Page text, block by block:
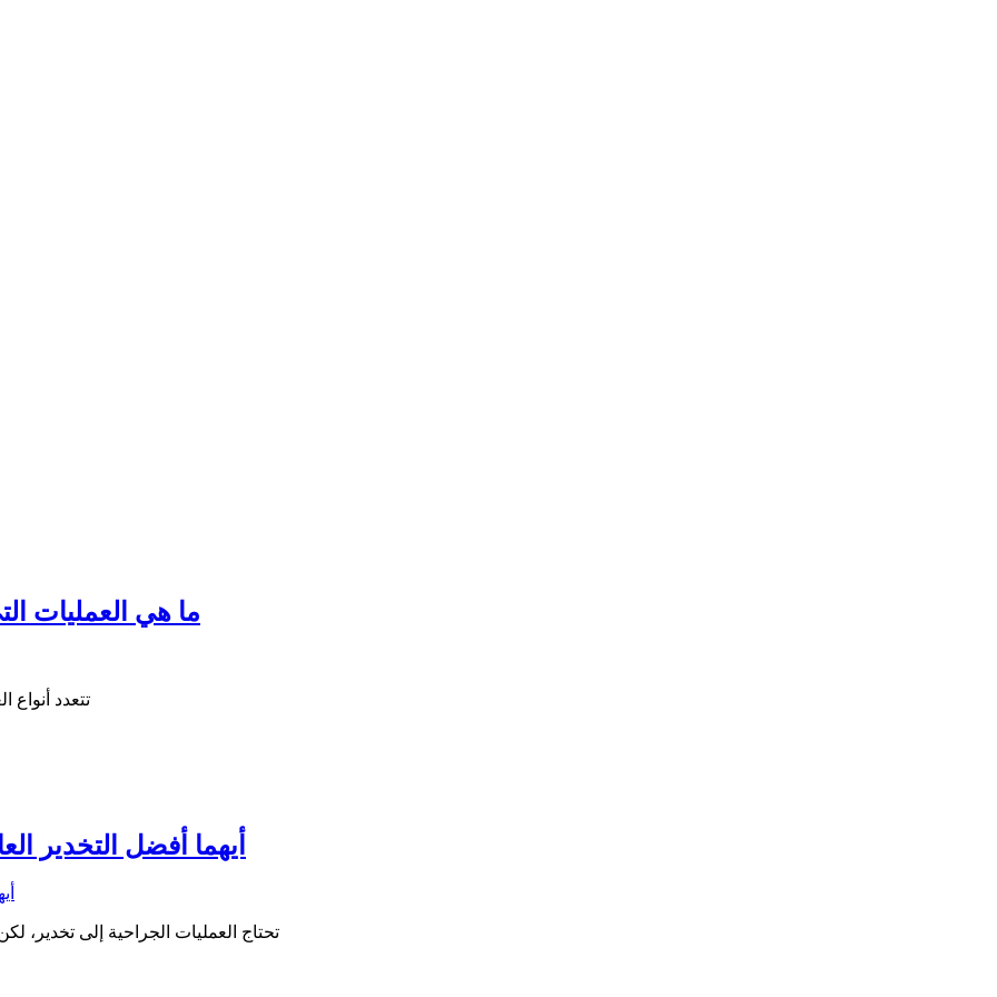
ما هي العمليات
تتعدد أنواع
أيهما أفضل التخدير
تحتاج العمليات الجراحية إلى تخدير،